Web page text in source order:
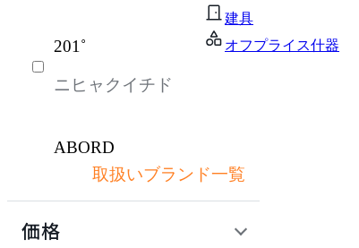
建具
オフプライス什器
オフィスアクセサリー・備品
インテリア雑貨
キッチン家電
201˚
ニヒャクイチド
ABORD
アボール
取扱いブランド一覧
価格